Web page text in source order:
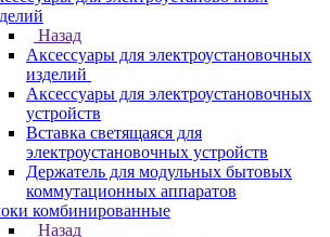
Назад
Аксессуары для электроустановочных
изделий
Аксессуары для электроустановочных
устройств
Вставка светящаяся для
электроустановочных устройств
Держатель для модульных бытовых
коммутационных аппаратов
комбинированные
Назад